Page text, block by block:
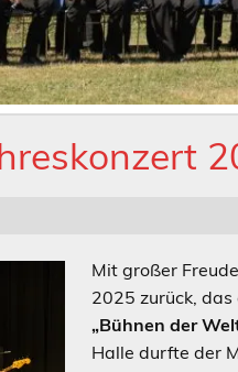
Mit großer
2025 zurück,
„Bühnen der
Halle durfte der